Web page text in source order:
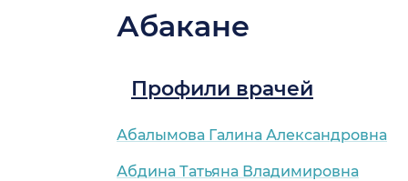
Абакане
Профили врачей
Абалымова Галина Александровна
Абдина Татьяна Владимировна